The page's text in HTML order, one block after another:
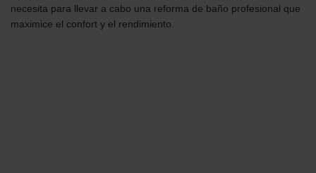
necesita para llevar a cabo una reforma de baño profesional que
maximice el confort y el rendimiento.